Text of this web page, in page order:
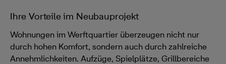
Ihre Vorteile im Neubauprojekt
Wohnungen im Werftquartier überzeugen nicht nur
durch hohen Komfort, sondern auch durch zahlreiche
Annehmlichkeiten. Aufzüge, Spielplätze, Grillbereiche